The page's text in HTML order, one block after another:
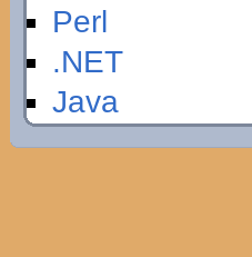
Perl
.NET
Java